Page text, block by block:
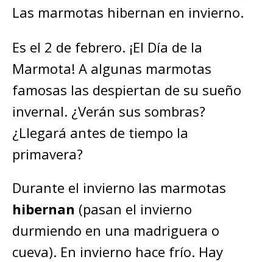
Las marmotas hibernan en invierno.
Es el 2 de febrero. ¡El Día de la
Marmota! A algunas marmotas
famosas las despiertan de su sueño
invernal. ¿Verán sus sombras?
¿Llegará antes de tiempo la
primavera?
Durante el invierno las marmotas
hibernan (pasan el invierno
durmiendo en una madriguera o
cueva). En invierno hace frío. Hay